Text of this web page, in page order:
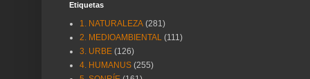
Etiquetas
1. NATURALEZA (281)
2. MEDIOAMBIENTAL (111)
3. URBE (126)
4. HUMANUS (255)